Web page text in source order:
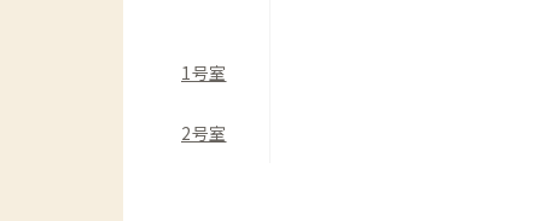
1号室
2号室